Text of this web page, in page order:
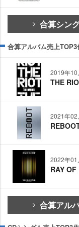
合算シン
合算アルバム売上TOP3
2019年10
THE
2021年02
2022年01
RAY
合算アル